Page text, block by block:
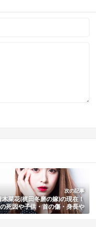
次の記事
木菜花(梶田冬磨の嫁)の現在！
死因や子供・首の傷・身長や
年齢・今の活動まとめ